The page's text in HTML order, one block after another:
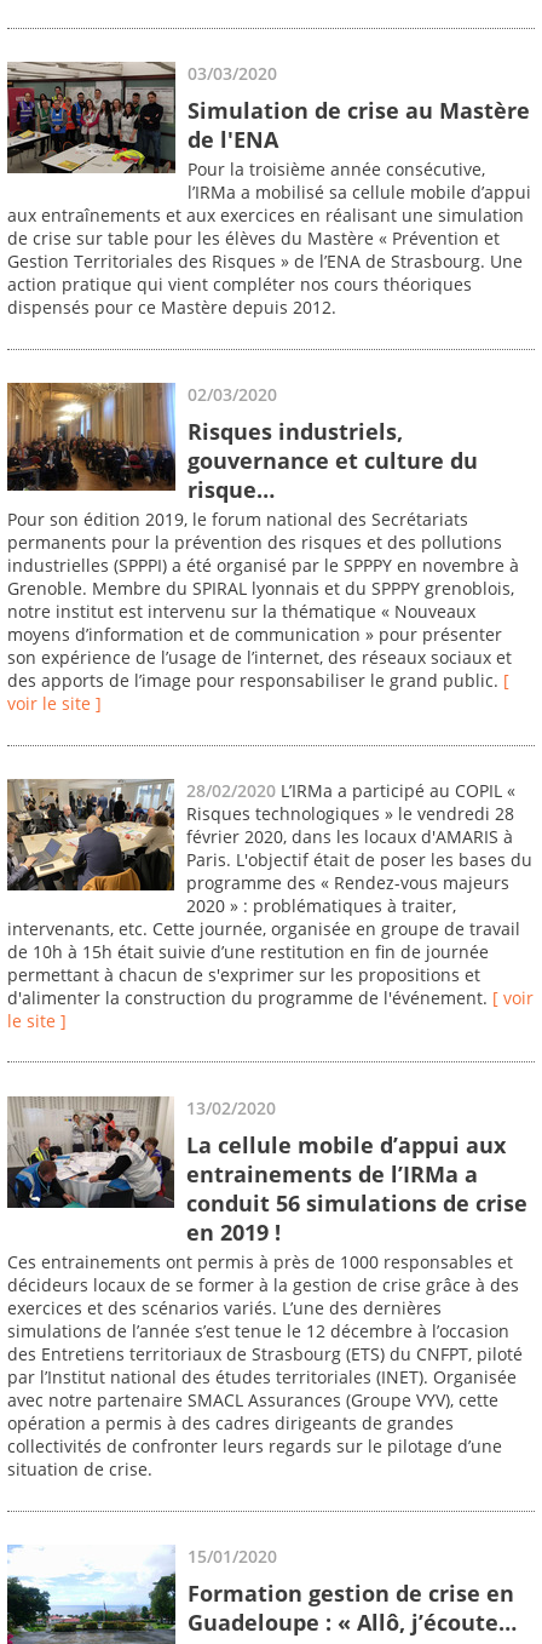
03/03/2020
Simulation de crise au Mastère
de l'ENA
Pour la troisième année consécutive,
l’IRMa a mobilisé sa cellule mobile d’appui
aux entraînements et aux exercices en réalisant une simulation
de crise sur table pour les élèves du Mastère « Prévention et
Gestion Territoriales des Risques » de l’ENA de Strasbourg. Une
action pratique qui vient compléter nos cours théoriques
dispensés pour ce Mastère depuis 2012.
02/03/2020
Risques industriels,
gouvernance et culture du
risque…
Pour son édition 2019, le forum national des Secrétariats
permanents pour la prévention des risques et des pollutions
industrielles (SPPPI) a été organisé par le SPPPY en novembre à
Grenoble. Membre du SPIRAL lyonnais et du SPPPY grenoblois,
notre institut est intervenu sur la thématique « Nouveaux
moyens d’information et de communication » pour présenter
son expérience de l’usage de l’internet, des réseaux sociaux et
des apports de l’image pour responsabiliser le grand public. [
voir le site ]
28/02/2020 L’IRMa a participé au COPIL «
Risques technologiques » le vendredi 28
février 2020, dans les locaux d'AMARIS à
Paris. L'objectif était de poser les bases du
programme des « Rendez-vous majeurs
2020 » : problématiques à traiter,
intervenants, etc. Cette journée, organisée en groupe de travail
de 10h à 15h était suivie d’une restitution en fin de journée
permettant à chacun de s'exprimer sur les propositions et
d'alimenter la construction du programme de l'événement. [ voir
le site ]
13/02/2020
La cellule mobile d’appui aux
entrainements de l’IRMa a
conduit 56 simulations de crise
en 2019 !
Ces entrainements ont permis à près de 1000 responsables et
décideurs locaux de se former à la gestion de crise grâce à des
exercices et des scénarios variés. L’une des dernières
simulations de l’année s’est tenue le 12 décembre à l’occasion
des Entretiens territoriaux de Strasbourg (ETS) du CNFPT, piloté
par l’Institut national des études territoriales (INET). Organisée
avec notre partenaire SMACL Assurances (Groupe VYV), cette
opération a permis à des cadres dirigeants de grandes
collectivités de confronter leurs regards sur le pilotage d’une
situation de crise.
15/01/2020
Formation gestion de crise en
Guadeloupe : « Allô, j’écoute…